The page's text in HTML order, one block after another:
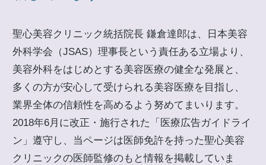
聖心美容クリニック統括院長 鎌倉達郎は、日本美容
外科学会（JSAS）理事長という責任ある立場より、
美容外科をはじめとする美容医療の健全な発展と、
多くの方が安心して受けられる美容医療を目指し、
業界全体の信頼性を高めるよう努めてまいります。
2018年6月に改正・施行された「医療広告ガイドライ
ン」遵守し、当ページは医師免許を持った聖心美容
クリニックの医師監修のもと情報を掲載していま